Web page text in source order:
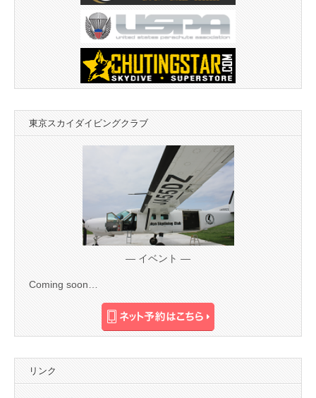
東京スカイダイビングクラブ
— イベント —
Coming soon…
リンク